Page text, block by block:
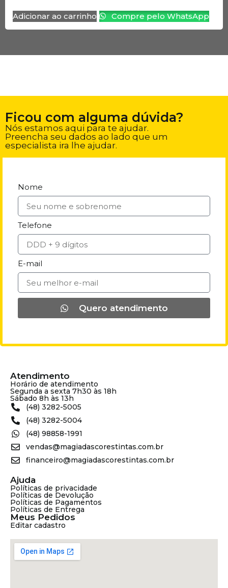
Adicionar ao carrinho Compre pelo WhatsApp
Ficou com alguma dúvida?
Nós estamos aqui para te ajudar.
Preencha seu dados ao lado que um
especialista ira lhe ajudar.
Nome
Telefone
E-mail
Quero atendimento
Atendimento
Horário de atendimento
Segunda a sexta 7h30 às 18h
Sábado 8h às 13h
(48) 3282-5005
(48) 3282-5004
(48) 98858-1991
vendas@magiadascorestintas.com.br
financeiro@magiadascorestintas.com.br
Ajuda
Políticas de privacidade
Políticas de Devolução
Políticas de Pagamentos
Políticas de Entrega
Meus Pedidos
Editar cadastro